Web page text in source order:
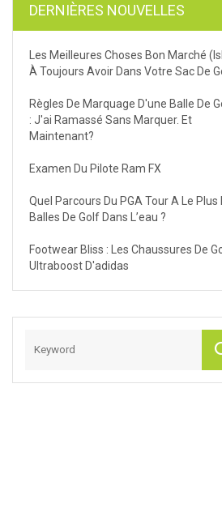
DERNIÈRES NOUVELLES
Les Meilleures Choses Bon Marché
À Toujours Avoir Dans Votre Sac De
Règles De Marquage D'une Balle De
: J'ai Ramassé Sans Marquer. Et
Maintenant?
Examen Du Pilote Ram FX
Quel Parcours Du PGA Tour A Le Plus
Balles De Golf Dans L’eau ?
Footwear Bliss : Les Chaussures De
Ultraboost D'adidas